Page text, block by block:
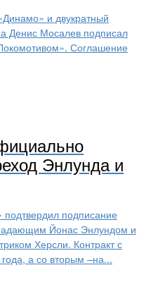
и двукратный
Денис Мосалев подписал
Соглашение
Энлунда и
подтвердил подписание
Йонас Энлундом и
Херсли. Контракт с
а со вторым –на...